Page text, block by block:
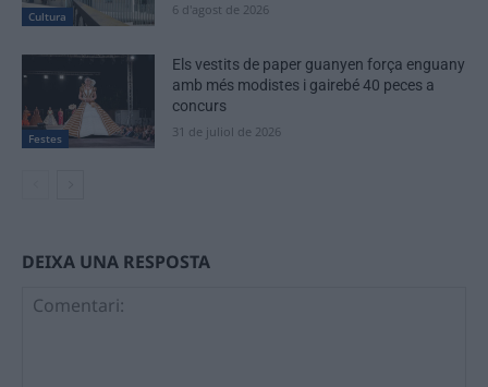
Cultura 6 d'agost de 2026
Festes
Els vestits de paper guanyen força enguany
amb més modistes i gairebé 40 peces a
concurs
31 de juliol de 2026
DEIXA UNA RESPOSTA